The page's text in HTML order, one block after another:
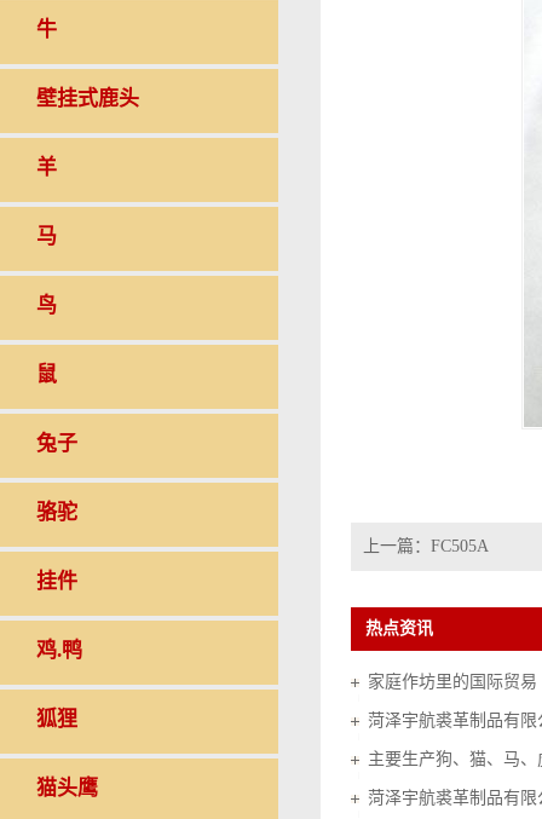
牛
壁挂式鹿头
羊
马
鸟
鼠
兔子
骆驼
挂件
鸡.鸭
狐狸
猫头鹰
上一篇： FC505A
热点资讯
家庭作坊里的国际贸易
菏泽宇航裘革制品有
菏泽宇航裘革制品有限